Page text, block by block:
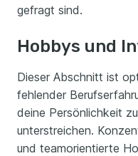
gefragt sind.
Hobbys und
Dieser Abschnitt ist
fehlender
deine Persönlichkeit
unterstreichen.
und teamorientierte